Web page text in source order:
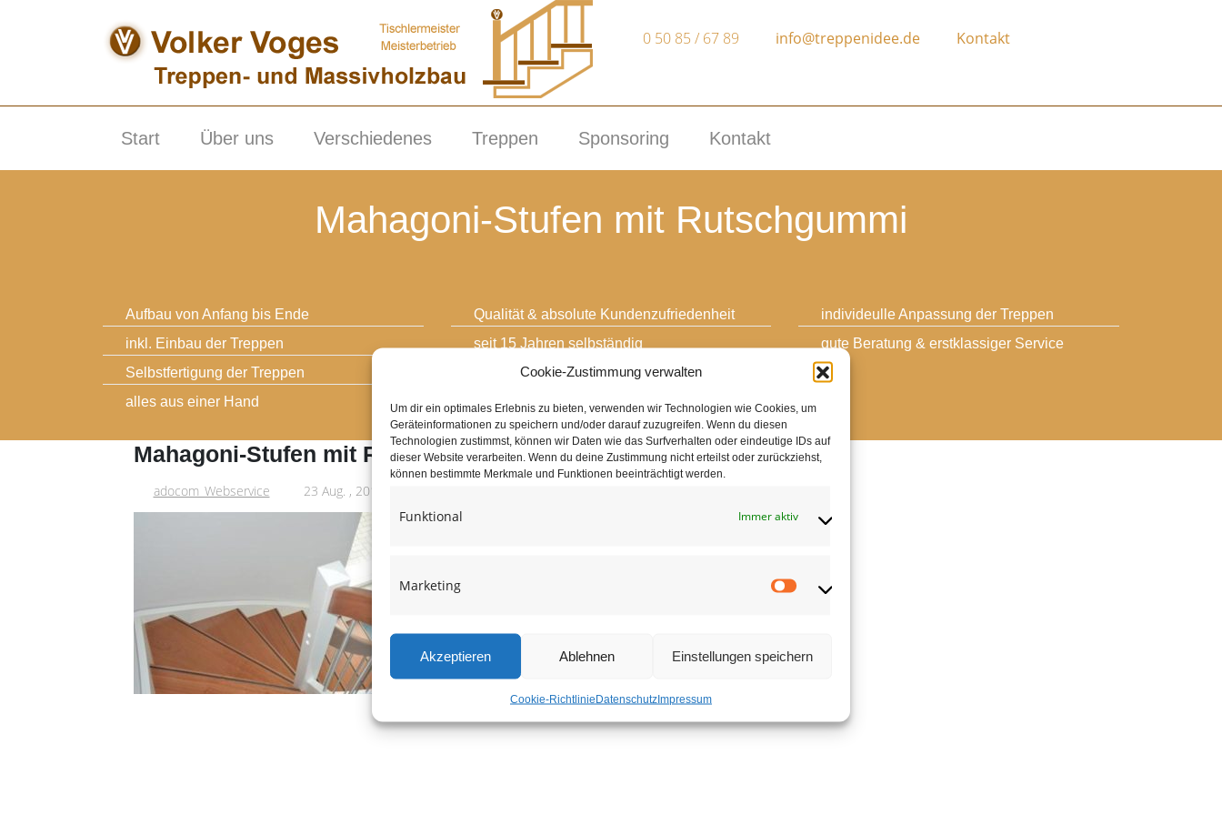
Cookie-Zustimmung verwalten
Um dir ein optimales Erlebnis zu bieten, verwenden wir Technologien wie Cookies, um
Geräteinformationen zu speichern und/oder darauf zuzugreifen. Wenn du diesen
Technologien zustimmst, können wir Daten wie das Surfverhalten oder eindeutige IDs auf
dieser Website verarbeiten. Wenn du deine Zustimmung nicht erteilst oder zurückziehst,
können bestimmte Merkmale und Funktionen beeinträchtigt werden.
Funktional Immer aktiv
Marketing Marketing
Akzeptieren Ablehnen Einstellungen speichern
Cookie-RichtlinieDatenschutzImpressum
0 50 85 / 67 89 info@treppenidee.de Kontakt
Start Über uns Verschiedenes Treppen Sponsoring Kontakt
Mahagoni-Stufen mit Rutschgummi
Aufbau von Anfang bis Ende
inkl. Einbau der Treppen
Selbstfertigung der Treppen
alles aus einer Hand
Qualität & absolute Kundenzufriedenheit
seit 15 Jahren selbständig
modern
individeulle Anpassung der Treppen
gute Beratung & erstklassiger Service
Mahagoni-Stufen mit Rutschgummi
adocom_Webservice 23 Aug. , 2017